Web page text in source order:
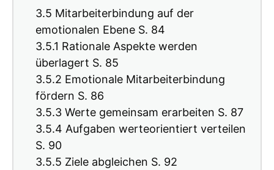
3.5 Mitarbeiterbindung auf der
emotionalen Ebene S. 84
3.5.1 Rationale Aspekte werden
überlagert S. 85
3.5.2 Emotionale Mitarbeiterbindung
fördern S. 86
3.5.3 Werte gemeinsam erarbeiten S. 87
3.5.4 Aufgaben werteorientiert verteilen
S. 90
3.5.5 Ziele abgleichen S. 92